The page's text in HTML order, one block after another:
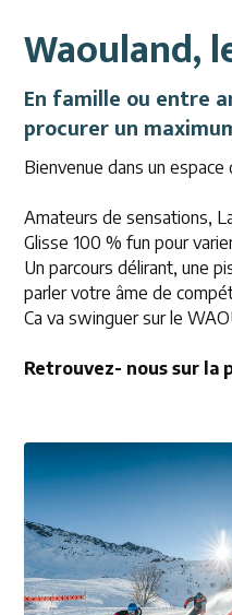
Waouland,
En famille ou entre
procurer un
Bienvenue dans un
Amateurs de sensations,
Glisse 100 % fun pour
Un parcours délirant, une
parler votre âme de
Ca va swinguer sur le
Retrouvez- nous sur la